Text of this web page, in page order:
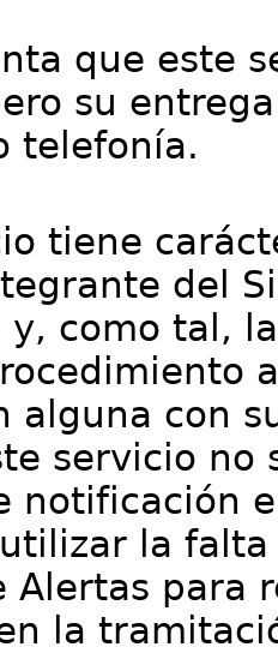
que este
su
telefonía.
tiene
del
y, como tal,
alguna con
servicio no
notificación
la
Alertas para
la